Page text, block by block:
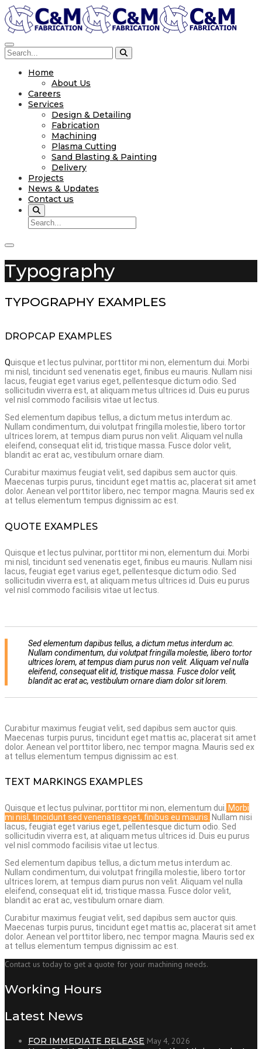
Home
About Us
Careers
Services
Design & Detailing
Fabrication
Machining
Plasma Cutting
Sand Blasting & Painting
Delivery
Projects
News & Updates
Contact us
Typography
TYPOGRAPHY EXAMPLES
DROPCAP EXAMPLES
Quisque et lectus pulvinar, porttitor mi non, elementum dui. Morbi
mi nisl, tincidunt sed venenatis eget, finibus eu mauris. Nullam nisi
lacus, feugiat eget varius eget, pellentesque dictum odio. Sed
sollicitudin viverra est, at aliquam metus ultrices id. Duis eu purus
vel nisl commodo facilisis vitae ut lectus.
Sed elementum dapibus tellus, a dictum metus interdum ac.
Nullam condimentum, dui volutpat fringilla molestie, libero tortor
ultrices lorem, at tempus diam purus non velit. Aliquam vel nulla
eleifend, consequat elit id, tristique massa. Fusce dolor velit,
blandit ac erat ac, vestibulum ornare diam.
Curabitur maximus feugiat velit, sed dapibus sem auctor quis.
Maecenas turpis purus, tincidunt eget mattis ac, placerat sit amet
dolor. Aenean vel porttitor libero, nec tempor magna. Mauris sed ex
at tellus elementum tempus dignissim ac est.
QUOTE EXAMPLES
Quisque et lectus pulvinar, porttitor mi non, elementum dui. Morbi
mi nisl, tincidunt sed venenatis eget, finibus eu mauris. Nullam nisi
lacus, feugiat eget varius eget, pellentesque dictum odio. Sed
sollicitudin viverra est, at aliquam metus ultrices id. Duis eu purus
vel nisl commodo facilisis vitae ut lectus.
Sed elementum dapibus tellus, a dictum metus interdum ac.
Nullam condimentum, dui volutpat fringilla molestie, libero tortor
ultrices lorem, at tempus diam purus non velit. Aliquam vel nulla
eleifend, consequat elit id, tristique massa. Fusce dolor velit,
blandit ac erat ac, vestibulum ornare diam dolor sit lorem.
Curabitur maximus feugiat velit, sed dapibus sem auctor quis.
Maecenas turpis purus, tincidunt eget mattis ac, placerat sit amet
dolor. Aenean vel porttitor libero, nec tempor magna. Mauris sed ex
at tellus elementum tempus dignissim ac est.
TEXT MARKINGS EXAMPLES
Quisque et lectus pulvinar, porttitor mi non, elementum dui. Morbi
mi nisl, tincidunt sed venenatis eget, finibus eu mauris. Nullam nisi
lacus, feugiat eget varius eget, pellentesque dictum odio. Sed
sollicitudin viverra est, at aliquam metus ultrices id. Duis eu purus
vel nisl commodo facilisis vitae ut lectus.
Sed elementum dapibus tellus, a dictum metus interdum ac.
Nullam condimentum, dui volutpat fringilla molestie, libero tortor
ultrices lorem, at tempus diam purus non velit. Aliquam vel nulla
eleifend, consequat elit id, tristique massa. Fusce dolor velit,
blandit ac erat ac, vestibulum ornare diam.
Curabitur maximus feugiat velit, sed dapibus sem auctor quis.
Maecenas turpis purus, tincidunt eget mattis ac, placerat sit amet
dolor. Aenean vel porttitor libero, nec tempor magna. Mauris sed ex
at tellus elementum tempus dignissim ac est.
Contact us today to get a quote for your machining needs.
Working Hours
Latest News
FOR IMMEDIATE RELEASE May 4, 2026